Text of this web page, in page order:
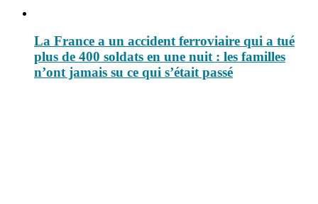
La France a un accident ferroviaire qui a tué
plus de 400 soldats en une nuit : les familles
n’ont jamais su ce qui s’était passé